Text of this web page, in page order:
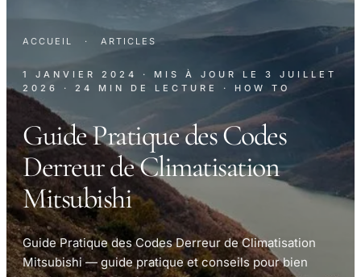
ACCUEIL · ARTICLES
1 JANVIER 2024 · MIS À JOUR LE 3 JUILLET
2026
· 24 MIN DE LECTURE · HOW TO
Guide Pratique des Codes
Derreur de Climatisation
Mitsubishi
Guide Pratique des Codes Derreur de Climatisation
Mitsubishi — guide pratique et conseils pour bien